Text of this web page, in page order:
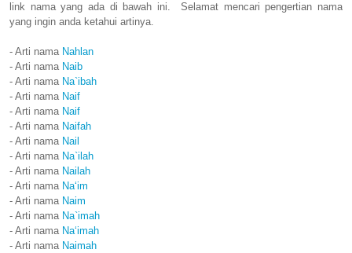
link nama yang ada di bawah ini. Selamat mencari pengertian nama
yang ingin anda ketahui artinya.
- Arti nama Nahlan
- Arti nama Naib
- Arti nama Na`ibah
- Arti nama Naif
- Arti nama Naif
- Arti nama Naifah
- Arti nama Nail
- Arti nama Na`ilah
- Arti nama Nailah
- Arti nama Na‘im
- Arti nama Naim
- Arti nama Na`imah
- Arti nama Na‘imah
- Arti nama Naimah